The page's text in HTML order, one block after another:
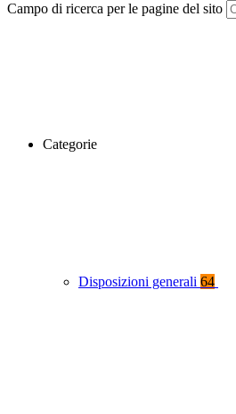
Campo di ricerca per le pagine del sito
Categorie
Disposizioni generali 64